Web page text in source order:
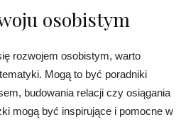
osobistym
rozwojem osobistym, warto
Mogą to być poradniki
budowania relacji czy osiągania
mogą być inspirujące i pomocne w